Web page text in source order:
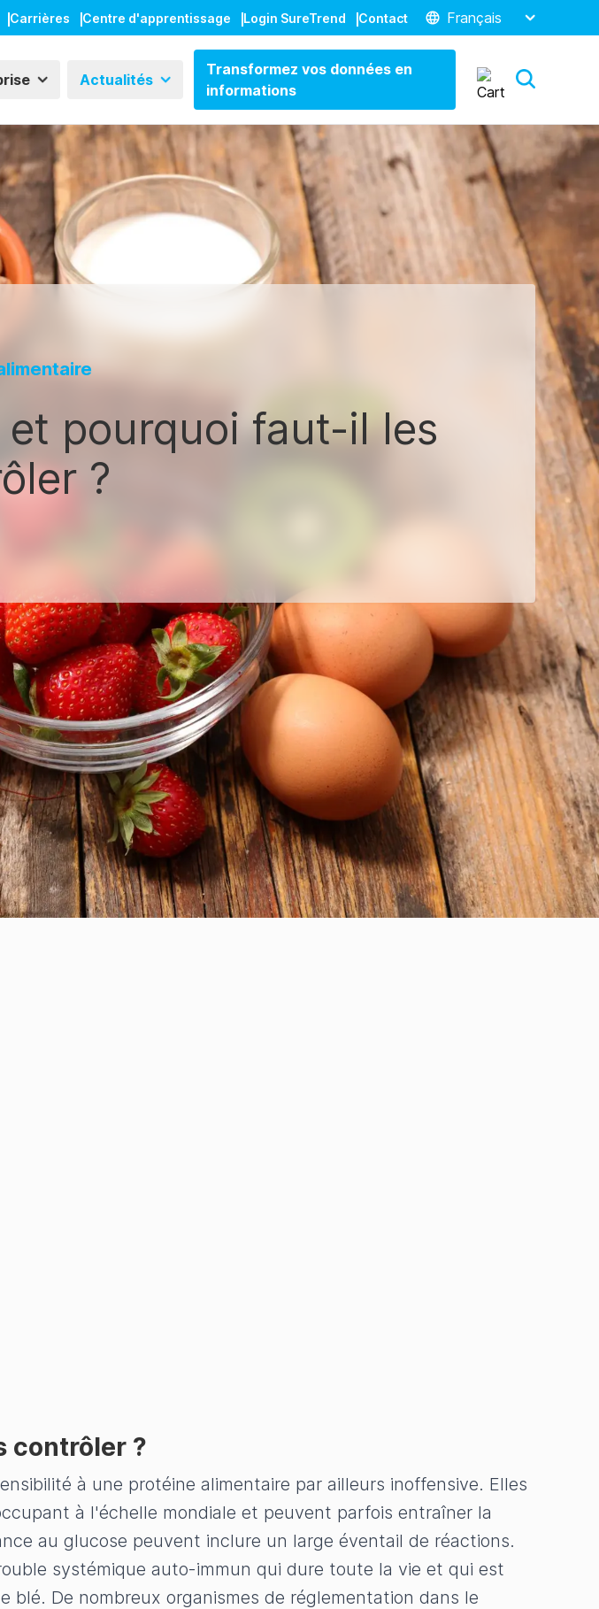
Carrières Centre d'apprentissage Login SureTrend Contact Français
Actualités
Transformez vos données en
informations
pourquoi faut-il les
?
série de sept vidéos dans lesquelles Comaine Van Zijl,
de thèmes importants concernant les allergies alimentaires
Voici ce que vous pouvez vous attendre à apprendre
contrôler ?
à une protéine alimentaire par ailleurs inoffensive. Elles
à l'échelle mondiale et peuvent parfois entraîner la
au glucose peuvent inclure un large éventail de réactions.
systémique auto-immun qui dure toute la vie et qui est
De nombreux organismes de réglementation dans le